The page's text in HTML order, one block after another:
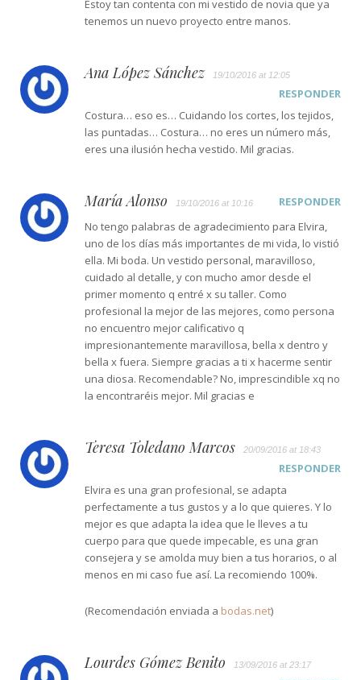
Estoy tan contenta con mi vestido de novia que ya
tenemos un nuevo proyecto entre manos.
Ana López Sánchez 19/10/2016 at 12:05
RESPONDER
Costura… eso es… Cuidando los cortes, los tejidos,
las puntadas… Costura… no eres un número más,
eres una ilusión hecha vestido. Mil gracias.
María Alonso 19/10/2016 at 10:16
RESPONDER
No tengo palabras de agradecimiento para Elvira,
uno de los días más importantes de mi vida, lo vistió
ella. Mi boda. Un vestido personal, maravilloso,
cuidado al detalle, y con mucho amor desde el
primer momento q entré x su taller. Como
profesional la mejor de las mejores, como persona
no encuentro mejor calificativo q
impresionantemente maravillosa, bella x dentro y
bella x fuera. Siempre gracias a ti x hacerme sentir
una diosa. Recomendable? No, imprescindible xq no
la encontraréis mejor. Mil gracias e
Teresa Toledano Marcos 20/09/2016 at 18:43
RESPONDER
Elvira es una gran profesional, se adapta
perfectamente a tus gustos y a lo que quieres. Y lo
mejor es que adapta la idea que le lleves a tu
cuerpo para que quede impecable, es una gran
consejera y se amolda muy bien a tus horarios, o al
menos en mi caso fue así. La recomiendo 100%.
(Recomendación enviada a bodas.net)
Lourdes Gómez Benito 13/09/2016 at 23:17